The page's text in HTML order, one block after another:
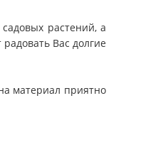
растений, а
Вас долгие
материал приятно